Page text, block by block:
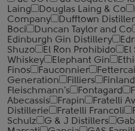
Laing
Douglas Laing & Co
Company
Dufftown
Boci
Duncan Taylor and Co
Edinburgh Gin Distillery
Shuzo
El Ron Prohibido El
Whiskey
Elephant Gin
Finos
Fauconnier
Generation
Filliers
Fleischmann's
Fontagard
Abecassis
Frapin Fratelli
Distillerie
Fratelli ‎Francoli
Schulz
G & J Distillers